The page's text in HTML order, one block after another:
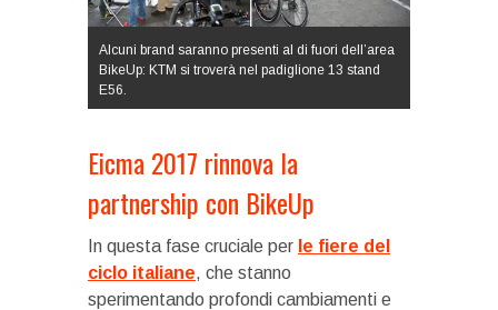
Alcuni brand saranno presenti al di fuori dell’area
BikeUp: KTM si troverà nel padiglione 13 stand
E56.
Eicma 2017 rinnova la
partnership con BikeUp
In questa fase cruciale per le fiere del
ciclo italiane, che stanno
sperimentando profondi cambiamenti e